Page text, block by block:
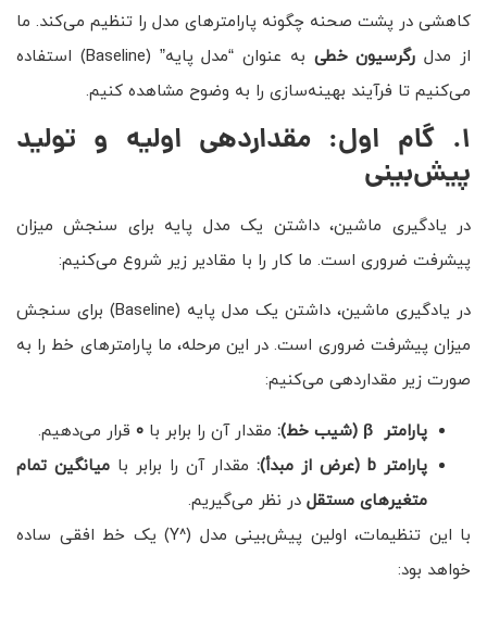
کاهشی در پشت صحنه چگونه پارامترهای مدل را تنظیم می‌کند. ما
از مدل رگرسیون خطی
به عنوان “مدل پایه” (Baseline) استفاده
می‌کنیم تا فرآیند بهینه‌سازی را به وضوح مشاهده کنیم.
۱.گام اول: مقداردهی اولیه و تولید
پیش‌بینی
در یادگیری ماشین، داشتن یک مدل پایه برای سنجش میزان
پیشرفت ضروری است. ما کار را با مقادیر زیر شروع می‌کنیم:
در یادگیری ماشین، داشتن یک مدل پایه (Baseline) برای سنجش
میزان پیشرفت ضروری است. در این مرحله، ما پارامترهای خط را به
صورت زیر مقداردهی می‌کنیم:
پارامتر β (شیب خط): مقدار آن را برابر با ۰ قرار می‌دهیم.
پارامتر b (عرض از مبدأ): مقدار آن را برابر با میانگین تمام
متغیرهای مستقل در نظر می‌گیریم.
با این تنظیمات، اولین پیش‌بینی مدل (^Y) یک خط افقی ساده
خواهد بود: